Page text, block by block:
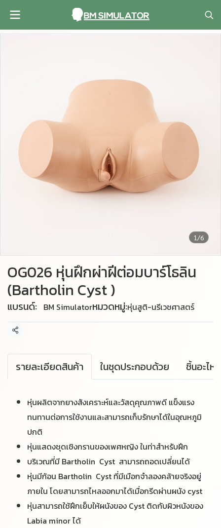
1/6
OG026 หุ่นฝึกผ่าฝีต่อมบาร์โธลิน
(Bartholin Cyst )
แบรนด์: BM Simulatorหมวดหมู่:หุ่นสูติ-นรีเวชศาสตร์
แชร์
รายละเอียดสินค้า ในชุดประกอบด้วย
หุ่นผลิตจากยางสังเคราะห์และวัสดุคุณภาพดี แข็งแรง
ทนทานต่อการใช้งานและสามารถเก็บรักษาได้ในอุณหภูมิ
ปกติ
หุ่นแสดงชุดเชิงกรานของเพศหญิง ในท่าสำหรับฝึก
บริเวณที่มี Bartholin Cyst สามารถถอดเปลี่ยนได้
หุ่นมีก้อน Bartholin Cyst ที่มีเมือกจำลองคล้ายจริงอยู่
ภายใน โดยสามารถไหลออกมาได้เมื่อกรีดผ่านผนัง cyst
หุ่นสามารถใช้ฝึกเย็บให้ผนังของ Cyst ติดกับผิวหนังของ
Labia minor ได้